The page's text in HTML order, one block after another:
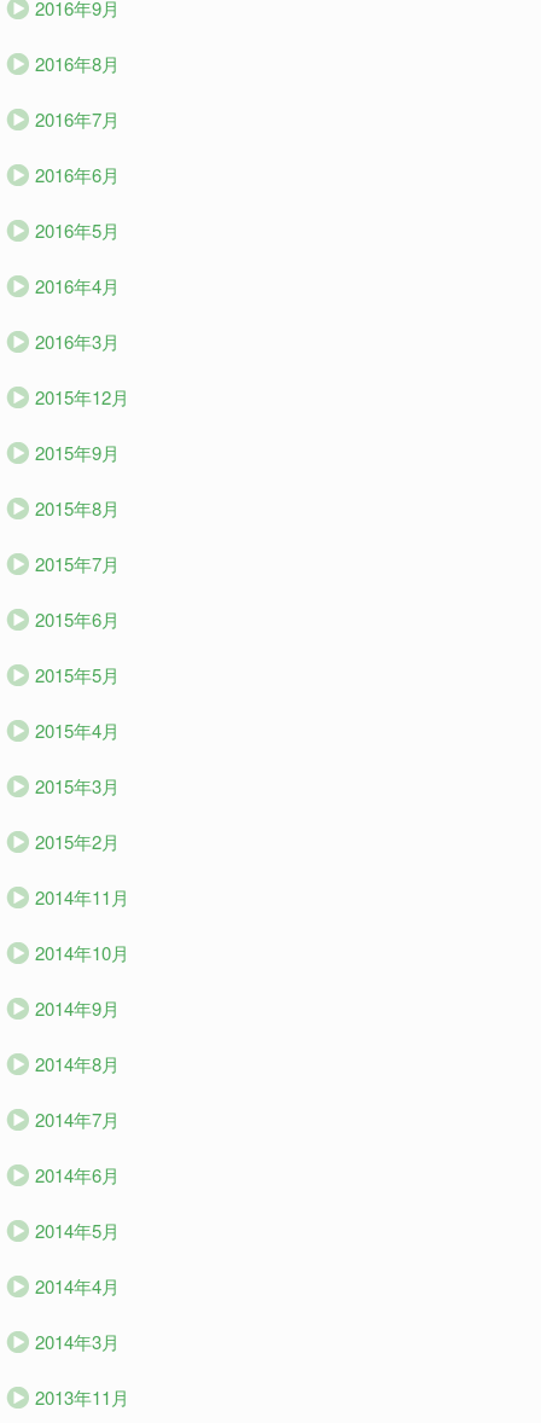
2016年9月
2016年8月
2016年7月
2016年6月
2016年5月
2016年4月
2016年3月
2015年12月
2015年9月
2015年8月
2015年7月
2015年6月
2015年5月
2015年4月
2015年3月
2015年2月
2014年11月
2014年10月
2014年9月
2014年8月
2014年7月
2014年6月
2014年5月
2014年4月
2014年3月
2013年11月